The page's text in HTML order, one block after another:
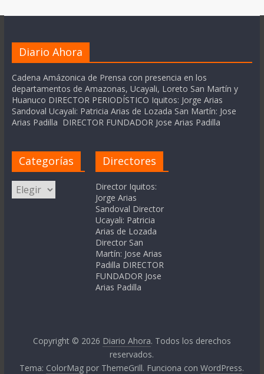
Diario Ahora
Cadena Amázonica de Prensa con presencia en los
departamentos de Amazonas, Ucayali, Loreto San Martín y
Huanuco DIRECTOR PERIODÍSTICO Iquitos: Jorge Arias
Sandoval Ucayali: Patricia Arias de Lozada San Martín: Jose
Arias Padilla DIRECTOR FUNDADOR Jose Arias Padilla
Categorías
Categorías
Directores
Director Iquitos:
Jorge Arias
Sandoval Director
Ucayali: Patricia
Arias de Lozada
Director San
Martín: Jose Arias
Padilla DIRECTOR
FUNDADOR Jose
Arias Padilla
Copyright © 2026 Diario Ahora. Todos los derechos
reservados.
Tema: ColorMag por ThemeGrill. Funciona conWordPress.